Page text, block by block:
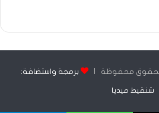
برمجة واستضافة:
شنقيط ميديا